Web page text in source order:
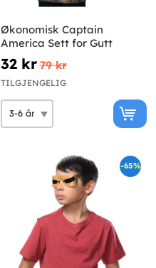
Økonomisk Captain
America Sett for Gutt
32 kr 79 kr
TILGJENGELIG
-65%